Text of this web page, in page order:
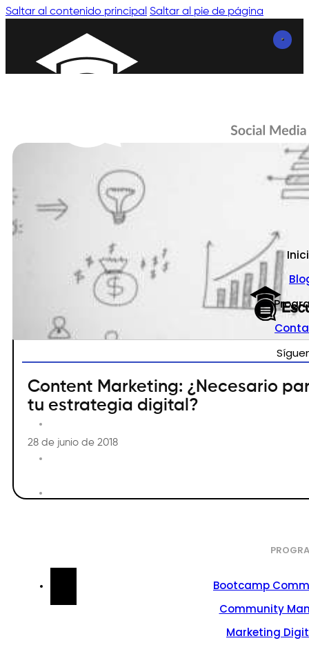
Saltar al contenido principal Saltar al pie de página
Bootcamp
Community
Marketing
Content Marketing: ¿Necesario
tu estrategia digital?
28 de junio de 2018